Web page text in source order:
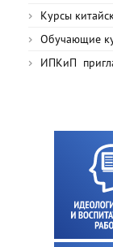
Курсы
Обучающие
ИПКиП